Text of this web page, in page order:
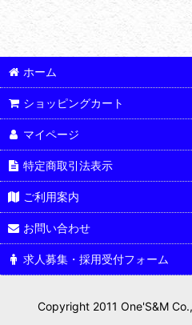
ホーム
ショッピングカート
マイページ
特定商取引法表示
ご利用案内
お問い合わせ
求人募集・採用受付フォーム
Copyright 2011 One'S&M